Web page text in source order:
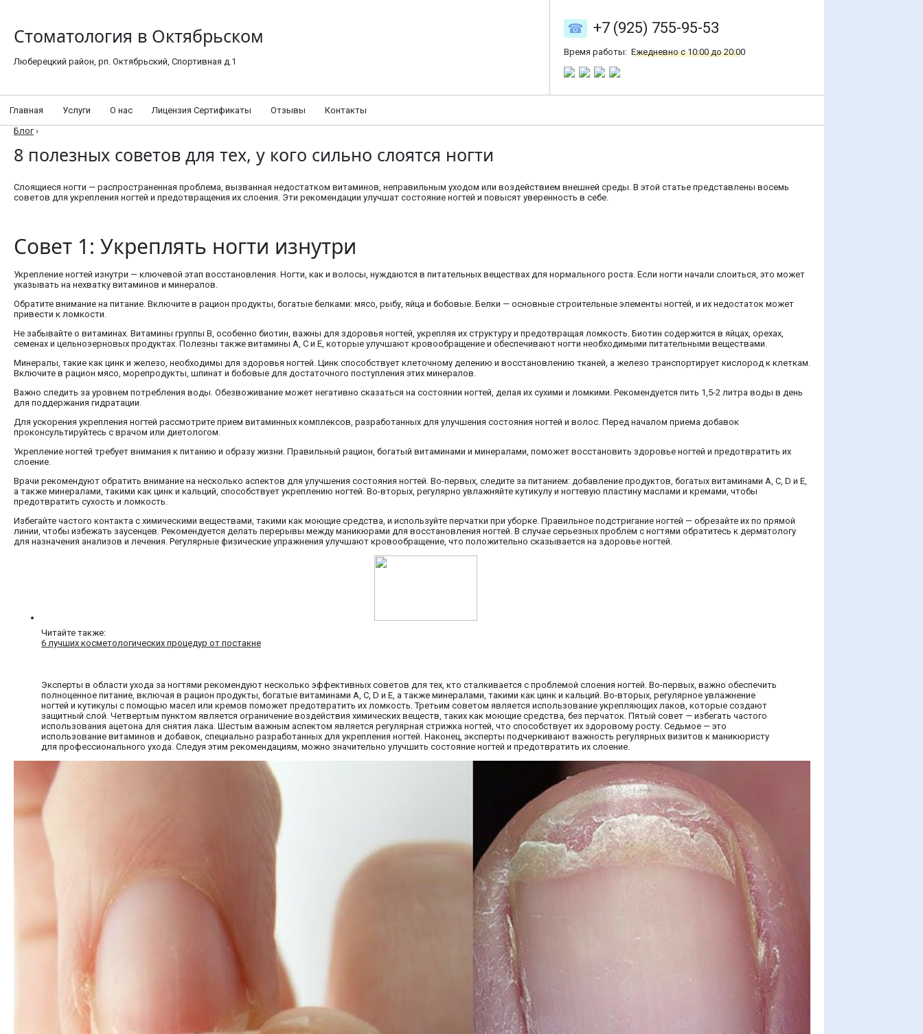
Стоматология в Октябрьском
Люберецкий район, рп. Октябрьский, Спортивная д.1
+7 (925) 755-95-53
Время работы: Ежедневно с 10:00 до 20:00
Главная Услуги О нас Лицензия Сертификаты Отзывы
Контакты
Блог ›
8 полезных советов для тех, у кого сильно слоятся ногти
Слоящиеся ногти — распространенная проблема, вызванная недостатком витаминов, неправильным уходом или воздействием внешней среды. В этой статье представлены восемь
советов для укрепления ногтей и предотвращения их слоения. Эти рекомендации улучшат состояние ногтей и повысят уверенность в себе.
Совет 1: Укреплять ногти изнутри
Укрепление ногтей изнутри — ключевой этап восстановления. Ногти, как и волосы, нуждаются в питательных веществах для нормального роста. Если ногти начали слоиться, это может
указывать на нехватку витаминов и минералов.
Обратите внимание на питание. Включите в рацион продукты, богатые белками: мясо, рыбу, яйца и бобовые. Белки — основные строительные элементы ногтей, и их недостаток может
привести к ломкости.
Не забывайте о витаминах. Витамины группы B, особенно биотин, важны для здоровья ногтей, укрепляя их структуру и предотвращая ломкость. Биотин содержится в яйцах, орехах,
семенах и цельнозерновых продуктах. Полезны также витамины A, C и E, которые улучшают кровообращение и обеспечивают ногти необходимыми питательными веществами.
Минералы, такие как цинк и железо, необходимы для здоровья ногтей. Цинк способствует клеточному делению и восстановлению тканей, а железо транспортирует кислород к клеткам.
Включите в рацион мясо, морепродукты, шпинат и бобовые для достаточного поступления этих минералов.
Важно следить за уровнем потребления воды. Обезвоживание может негативно сказаться на состоянии ногтей, делая их сухими и ломкими. Рекомендуется пить 1,5-2 литра воды в день
для поддержания гидратации.
Для ускорения укрепления ногтей рассмотрите прием витаминных комплексов, разработанных для улучшения состояния ногтей и волос. Перед началом приема добавок
проконсультируйтесь с врачом или диетологом.
Укрепление ногтей требует внимания к питанию и образу жизни. Правильный рацион, богатый витаминами и минералами, поможет восстановить здоровье ногтей и предотвратить их
слоение.
Врачи рекомендуют обратить внимание на несколько аспектов для улучшения состояния ногтей. Во-первых, следите за питанием: добавление продуктов, богатых витаминами A, C, D и E,
а также минералами, такими как цинк и кальций, способствует укреплению ногтей. Во-вторых, регулярно увлажняйте кутикулу и ногтевую пластину маслами и кремами, чтобы
предотвратить сухость и ломкость.
Избегайте частого контакта с химическими веществами, такими как моющие средства, и используйте перчатки при уборке. Правильное подстригание ногтей — обрезайте их по прямой
линии, чтобы избежать заусенцев. Рекомендуется делать перерывы между маникюрами для восстановления ногтей. В случае серьезных проблем с ногтями обратитесь к дерматологу
для назначения анализов и лечения. Регулярные физические упражнения улучшают кровообращение, что положительно сказывается на здоровье ногтей.
Читайте также:
6 лучших косметологических процедур от постакне
Эксперты в области ухода за ногтями рекомендуют несколько эффективных советов для тех, кто сталкивается с проблемой слоения ногтей. Во-первых, важно обеспечить
полноценное питание, включая в рацион продукты, богатые витаминами A, C, D и E, а также минералами, такими как цинк и кальций. Во-вторых, регулярное увлажнение
ногтей и кутикулы с помощью масел или кремов поможет предотвратить их ломкость. Третьим советом является использование укрепляющих лаков, которые создают
защитный слой. Четвертым пунктом является ограничение воздействия химических веществ, таких как моющие средства, без перчаток. Пятый совет — избегать частого
использования ацетона для снятия лака. Шестым важным аспектом является регулярная стрижка ногтей, что способствует их здоровому росту. Седьмое — это
использование витаминов и добавок, специально разработанных для укрепления ногтей. Наконец, эксперты подчеркивают важность регулярных визитов к маникюристу
для профессионального ухода. Следуя этим рекомендациям, можно значительно улучшить состояние ногтей и предотвратить их слоение.